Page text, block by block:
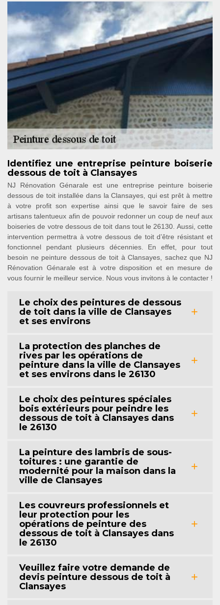
Identifiez une entreprise peinture boiserie
dessous de toit à Clansayes
NJ Rénovation Génarale est une entreprise peinture boiserie
dessous de toit installée dans la Clansayes, qui est prêt à mettre
à votre profit son expertise ainsi que le savoir faire de ses
artisans talentueux afin de pouvoir redonner un coup de neuf aux
boiseries de votre dessous de toit dans tout le 26130. Aussi, cette
intervention permettra à votre dessous de toit d’être résistant et
fonctionnel pendant plusieurs décennies. En effet, pour tout
besoin ne peinture dessous de toit à Clansayes, sachez que NJ
Rénovation Génarale est à votre disposition et en mesure de
vous fournir le meilleur service. Nous vous invitons à le contacter !
Le choix des peintures de dessous
de toit dans la ville de Clansayes
et ses environs
La protection des planches de
rives par les opérations de
peinture dans la ville de Clansayes
et ses environs dans le 26130
Le choix des peintures spéciales
bois extérieurs pour peindre les
dessous de toit à Clansayes dans
le 26130
La peinture des lambris de sous-
toitures : une garantie de
modernité pour la maison dans la
ville de Clansayes
Les couvreurs professionnels et
leur protection pour les
opérations de peinture des
dessous de toit à Clansayes dans
le 26130
Veuillez faire votre demande de
devis peinture dessous de toit à
Clansayes